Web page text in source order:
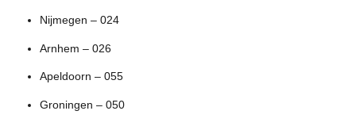
Nijmegen – 024
Arnhem – 026
Apeldoorn – 055
Groningen – 050